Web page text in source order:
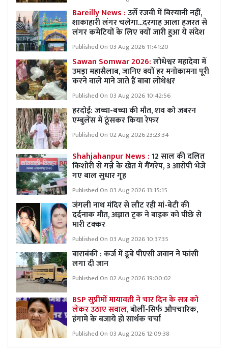
Bareilly News :उर्से रजवी में बिरयानी नहीं,
शाकाहारी लंगर चलेगा...दरगाह आला हजरत से
लंगर कमेटियों के लिए क्यों जारी हुआ ये संदेश
Published On 03 Aug 2026 11:41:20
Sawan Somwar 2026:लोधेश्वर महादेवा में
उमड़ा महासैलाब, जानिए क्यों हर मनोकामना पूरी
करने वाले माने जाते हैं बाबा लोधेश्वर
Published On 03 Aug 2026 10:42:56
हरदोई: जच्चा-बच्चा की मौत, शव को जबरन
एम्बुलेंस में ठूंसकर किया रेफर
Published On 02 Aug 2026 23:23:34
Shahjahanpur News :12 साल की दलित
किशोरी से गन्ने के खेत में गैंगरेप, 3 आरोपी भेजे
गए बाल सुधार गृह
Published On 03 Aug 2026 13:15:15
जंगली नाथ मंदिर से लौट रही मां-बेटी की
दर्दनाक मौत, अज्ञात ट्रक ने बाइक को पीछे से
मारी टक्कर
Published On 03 Aug 2026 10:37:35
बाराबंकी : कर्ज में डूबे पीएसी जवान ने फांसी
लगा दी जान
Published On 02 Aug 2026 19:00:02
BSP सुप्रीमों मायावती ने चार दिन के सत्र को
लेकर उठाए सवाल,बोलीं-सिर्फ औपचारिक,
हंगामे के बजाये हो सार्थक चर्चा
Published On 03 Aug 2026 12:09:38